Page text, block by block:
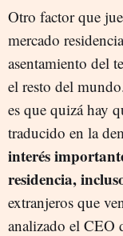
Otro factor que
mercado
asentamiento del
el resto del
es que quizá hay
traducido en la
interés
residencia,
extranjeros que
analizado el CEO